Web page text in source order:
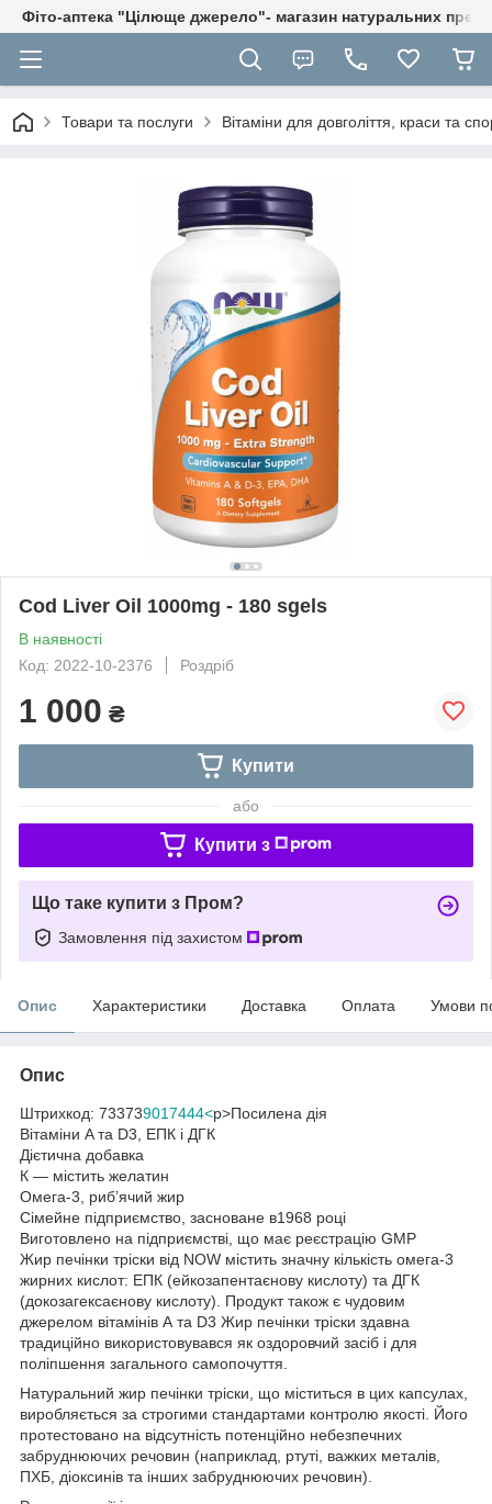
Фіто-аптека "Цілюще джерело"- магазин натуральних
Товари та послуги Вітаміни для довголіття, краси та
Cod Liver Oil 1000mg - 180 sgels
В наявності
Код: 2022-10-2376
Роздріб
1 000 ₴
Купити
або
Купити з
Що таке купити з Пром?
Замовлення під захистом
Опис Характеристики Доставка Оплата Умови
Опис
Штрихкод: 733739017444<p>Посилена дія
Вітаміни A та D3, ЕПК і ДГК
Дієтична добавка
К — містить желатин
Омега-3, риб’ячий жир
Сімейне підприємство, засноване в1968 році
Виготовлено на підприємстві, що має реєстрацію GMP
Жир печінки тріски від NOW містить значну кількість омега-3
жирних кислот: ЕПК (ейкозапентаєнову кислоту) та ДГК
(докозагексаєнову кислоту). Продукт також є чудовим
джерелом вітамінів А та D3 Жир печінки тріски здавна
традиційно використовувався як оздоровчий засіб і для
поліпшення загального самопочуття.
Натуральний жир печінки тріски, що міститься в цих капсулах,
виробляється за строгими стандартами контролю якості. Його
протестовано на відсутність потенційно небезпечних
забруднюючих речовин (наприклад, ртуті, важких металів,
ПХБ, діоксинів та інших забруднюючих речовин).